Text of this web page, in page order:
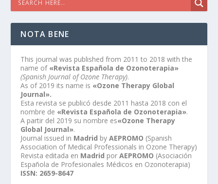
NOTA BENE
This journal was published from 2011 to 2018 with the
name of «Revista Española de Ozonoterapia»
(Spanish Journal of Ozone Therapy).
As of 2019 its name is «Ozone Therapy Global
Journal».
Esta revista se publicó desde 2011 hasta 2018 con el
nombre de «Revista Española de Ozonoterapia».
A partir del 2019 su nombre es«Ozone Therapy
Global Journal».
Journal issued in Madrid byAEPROMO (Spanish
Association of Medical Professionals in Ozone Therapy)
Revista editada en Madrid porAEPROMO (Asociación
Española de Profesionales Médicos en Ozonoterapia)
ISSN: 2659-8647